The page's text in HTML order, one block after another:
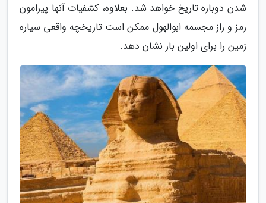
شدن دوباره تاریخ خواهد شد. بعلاوه، کشفیات آنها پیرامون
رمز و راز مجسمه ابوالهول ممکن است تاریخچه واقعی سیاره
زمین را برای اولین بار نشان دهد.